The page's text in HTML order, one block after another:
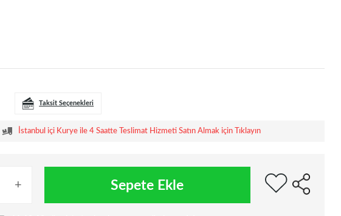
Taksit Seçenekleri
İstanbul içi Kurye ile 4 Saatte Teslimat Hizmeti Satın Almak için Tıklayın
+ Sepete Ekle